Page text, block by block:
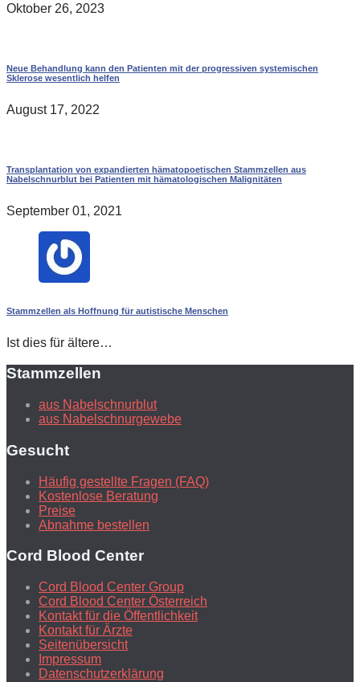
Oktober 26, 2023
Neue Behandlung kann den Patienten mit der progressiven systemischen
Sklerose wesentlich helfen
August 17, 2022
Transplantation von expandierten hämatopoetischen Stammzellen aus
Nabelschnurblut bei Patienten mit hämatologischen Malignitäten
September 01, 2021
Stammzellen als Hoffnung für autistische Menschen
Ist dies für ältere…
Stammzellen
aus Nabelschnurblut
aus Nabelschnurgewebe
Gesucht
Häufig gestellte Fragen (FAQ)
Kostenlose Beratung
Preise
Abnahme bestellen
Cord Blood Center
Cord Blood Center Group
Cord Blood Center Österreich
Kontakt für die Öffentlichkeit
Kontakt für Ärzte
Seitenübersicht
Impressum
Datenschutzerklärung